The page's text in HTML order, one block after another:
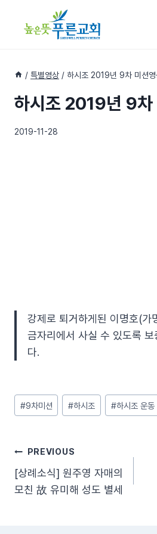
/ 특별영상 / 하시조 2019년 9차 미션영
하시조 2019년 9차
2019-11-28
강제로 퇴거하게된 이명호(가
금자리에서 사실 수 있도록
다.
Post
Tags:
#9차미션 #하시조 #하시조 운동
글
탐
PREVIOUS
[상례소식] 원주영 자매의
모친 故 유미해 성도 별세